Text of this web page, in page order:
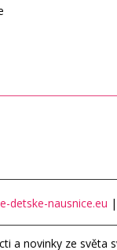
detske-nausnice.eu
a novinky ze světa